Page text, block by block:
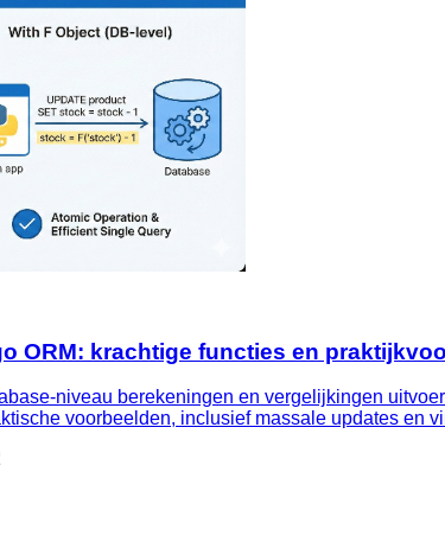
ORM: krachtige functies en
berekeningen en vergelijkingen
voorbeelden, inclusief massale updates en